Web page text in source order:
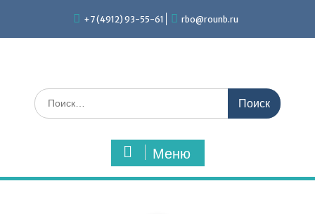
содержимому
+7 (4912) 93-55-61 rbo@rounb.ru
Поиск
по:
Меню